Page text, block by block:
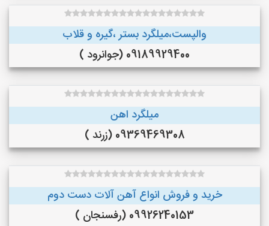
والپست،میلگرد بستر ،گیره و قلاب
09189929400 (جوانرود )
میلگرد اهن
09369469308 (زرند )
خرید و فروش انواع آهن آلات دست دوم
09926240153 (رفسنجان )